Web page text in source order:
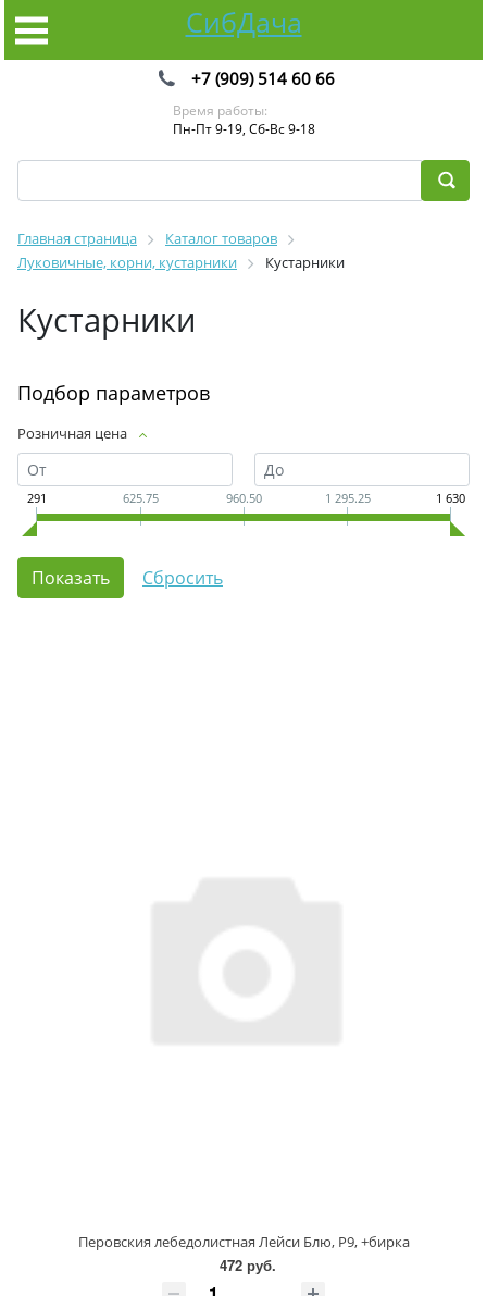
СибДача
+7 (909) 514 60 66
Время работы:
Пн-Пт 9-19, Сб-Вс 9-18
Главная страница
Каталог товаров
Луковичные, корни, кустарники
Кустарники
Кустарники
Подбор параметров
Розничная цена
291 625.75 960.50 1 295.25 1 630
Перовския лебедолистная Лейси Блю, P9, +бирка
472 руб.